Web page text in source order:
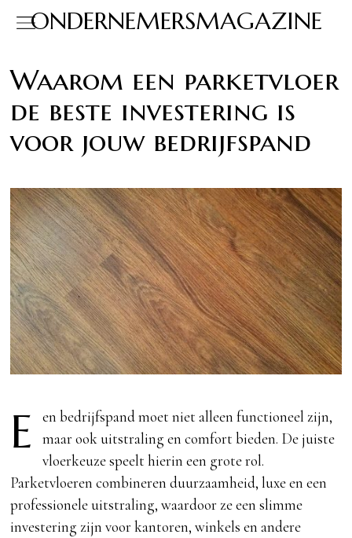
ONDERNEMERSMAGAZINE
Waarom een parketvloer
de beste investering is
voor jouw bedrijfspand
E
en bedrijfspand moet niet alleen functioneel zijn,
maar ook uitstraling en comfort bieden. De juiste
vloerkeuze speelt hierin een grote rol.
Parketvloeren combineren duurzaamheid, luxe en een
professionele uitstraling, waardoor ze een slimme
investering zijn voor kantoren, winkels en andere